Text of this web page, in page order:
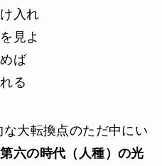
入れ
見よ
ば
る
大転換点のただ中にい
第六の時代（人種）の光